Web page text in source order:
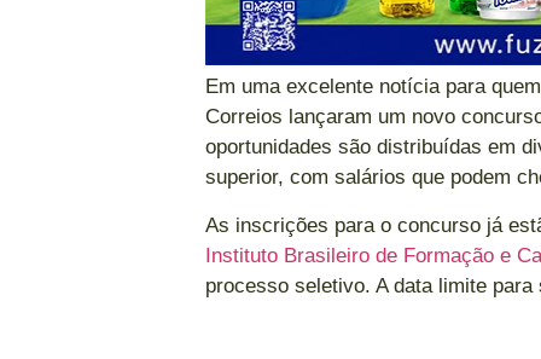
Em uma excelente notícia para
Correios lançaram um novo
oportunidades são distribuídas em
superior, com salários que podem
As inscrições para o concurso já
Instituto Brasileiro de Formação e
processo seletivo. A data limite